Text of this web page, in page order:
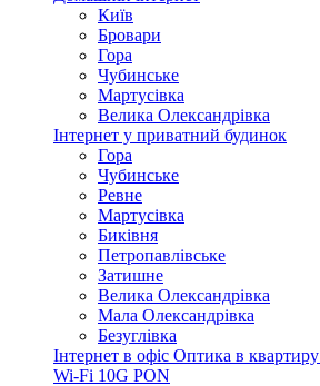
Київ
Бровари
Гора
Чубинське
Мартусівка
Велика Олександрівка
Інтернет у приватний будинок
Гора
Чубинське
Ревне
Мартусівка
Биківня
Петропавлівське
Затишне
Велика Олександрівка
Мала Олександрівка
Безуглівка
Інтернет в офіс Оптика в квартиру
Wi-Fi 10G PON